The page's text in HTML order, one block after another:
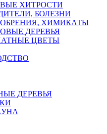
ХИТРОСТИ
БОЛЕЗНИ
ХИМИКАТЫ
ДЕРЕВЬЯ
ЦВЕТЫ
ДЕРЕВЬЯ